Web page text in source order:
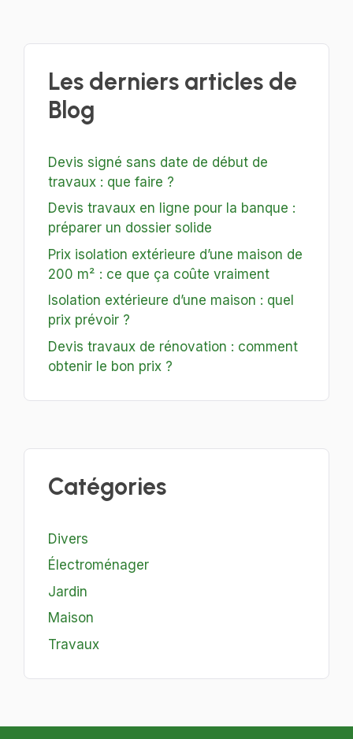
Les derniers articles de
Blog
Devis signé sans date de début de
travaux : que faire ?
Devis travaux en ligne pour la banque :
préparer un dossier solide
Prix isolation extérieure d’une maison de
200 m² : ce que ça coûte vraiment
Isolation extérieure d’une maison : quel
prix prévoir ?
Devis travaux de rénovation : comment
obtenir le bon prix ?
Catégories
Divers
Électroménager
Jardin
Maison
Travaux